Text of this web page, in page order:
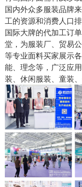
国内外众多服装品牌
工的资源和消费人口
国际大牌的代加工订
堂，为服装厂、贸易
等专业面料买家展示
能、理念等，广泛应
装、休闲服装、童装